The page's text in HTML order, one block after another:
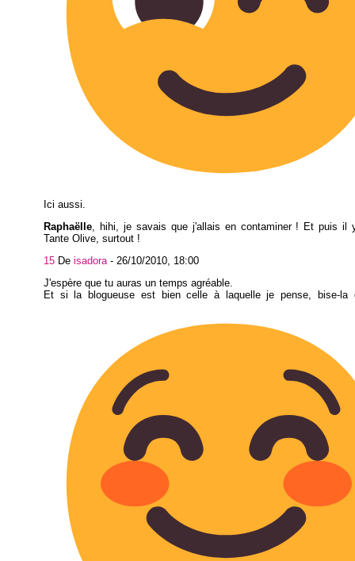
Ici aussi.
Raphaëlle , hihi, je savais que j'allais en contaminer ! Et puis il
Tante Olive, surtout !
15 De isadora - 26/10/2010, 18:00
J'espère que tu auras un temps agréable.
Et si la blogueuse est bien celle à laquelle je pense, bise-la